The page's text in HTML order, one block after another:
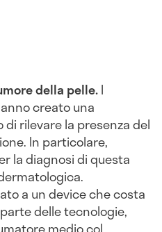
della pelle.I
creato una
rilevare la presenza del
In particolare,
la diagnosi di questa
a un device che costa
delle tecnologie,